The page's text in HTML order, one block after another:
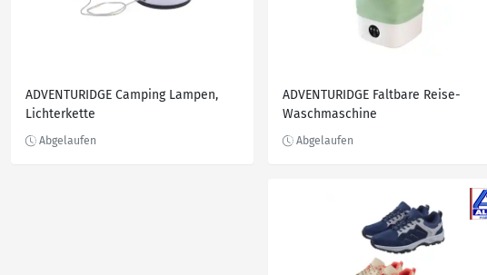
ADVENTURIDGE Camping Lampen,
Lichterkette
ADVENTURIDGE Faltbare Reise-
Waschmaschine